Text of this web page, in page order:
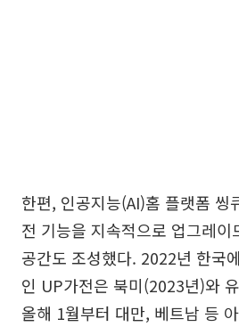
한편, 인공지능(AI)홈 플랫폼
전 기능을 지속적으로 업그레이
공간도 조성했다. 2022년 한국
인 UP가전은 북미(2023년)와
올해 1월부터 대만, 베트남 등